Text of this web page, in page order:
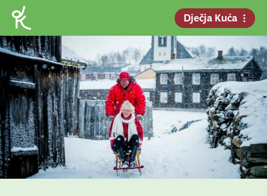
Dječja Kuća